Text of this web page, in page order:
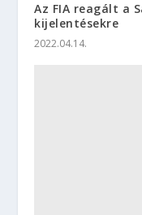
Az FIA reagált a
kijelentésekre
2022.04.14.